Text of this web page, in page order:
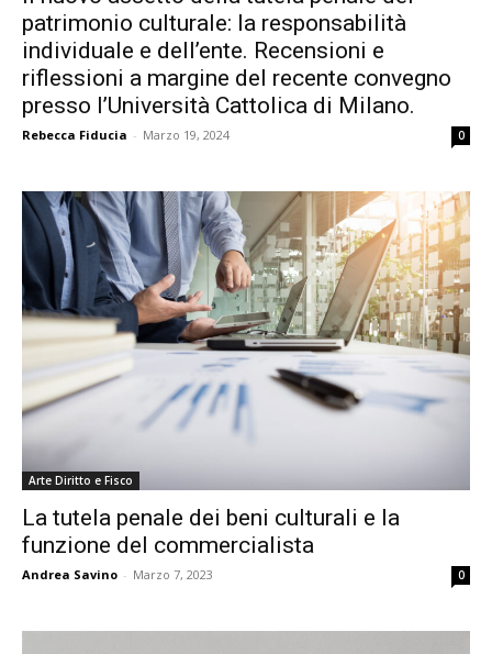
patrimonio culturale: la responsabilità
individuale e dell’ente. Recensioni e
riflessioni a margine del recente convegno
presso l’Università Cattolica di Milano.
Rebecca Fiducia - Marzo 19, 2024 0
Arte Diritto e Fisco
La tutela penale dei beni culturali e la
funzione del commercialista
Andrea Savino - Marzo 7, 2023 0